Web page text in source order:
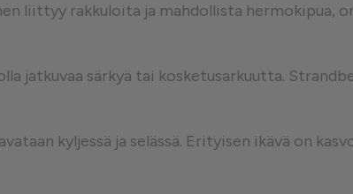
liittyy rakkuloita ja mahdollista hermokipua,
jatkuvaa särkyä tai kosketusarkuutta.
kyljessä ja selässä. Erityisen ikävä on